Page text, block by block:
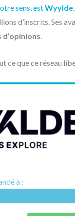
sens, estWyylde
d’inscrits. Ses
.
ce que ce réseau
à :